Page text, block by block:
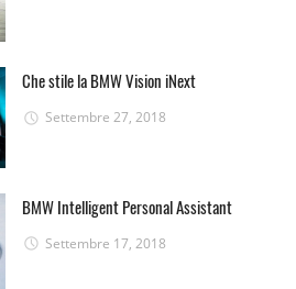
Che stile la BMW Vision iNext
Settembre 27, 2018
BMW Intelligent Personal Assistant
Settembre 17, 2018